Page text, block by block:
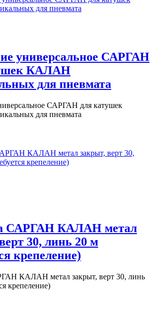
универсальное САРГАН
КАЛАН
для пневмата
САРГАН для катушек
для пневмата
САРГАН КАЛАН метал
30, линь 20 м
крепеление)
КАЛАН метал закрыт, верт 30, линь
крепеление)